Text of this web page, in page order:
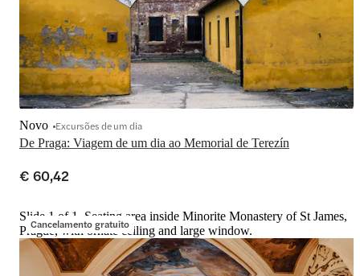
De Praga: Viagem de um dia ao Memorial de Terezín
Novo Excursões de um dia
€ 60,42
Cancelamento gratuito
Slide 1 of 1, Seating area inside Minorite Monastery of St James,
Prague, with ornate ceiling and large window.